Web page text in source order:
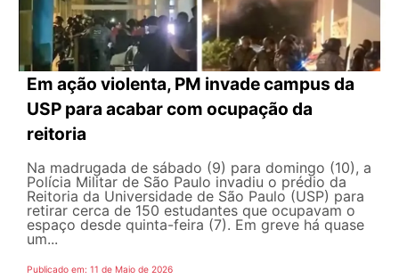
Em ação violenta, PM invade campus da
USP para acabar com ocupação da
reitoria
Na madrugada de sábado (9) para domingo (10), a
Polícia Militar de São Paulo invadiu o prédio da
Reitoria da Universidade de São Paulo (USP) para
retirar cerca de 150 estudantes que ocupavam o
espaço desde quinta-feira (7). Em greve há quase
um...
Publicado em: 11 de Maio de 2026